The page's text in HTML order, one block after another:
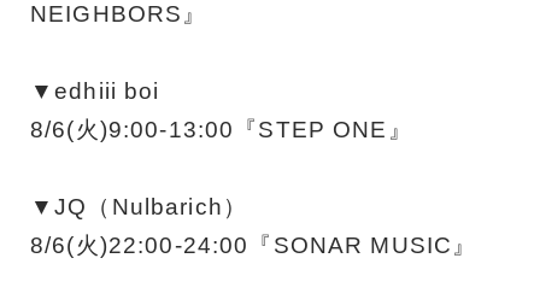
NEIGHBORS』
▼edhiii boi
8/6(火)9:00-13:00『STEP ONE』
▼JQ（Nulbarich）
8/6(火)22:00-24:00『SONAR MUSIC』